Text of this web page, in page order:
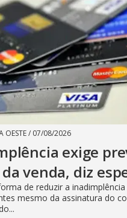
OESTE/ 07/08/2026
exige
venda, diz
de reduzir a
mesmo da assinatura do